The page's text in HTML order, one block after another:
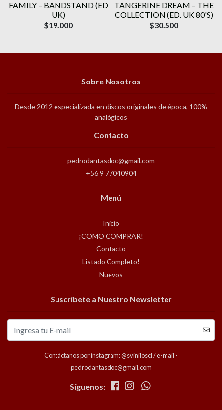
FAMILY ‎– BANDSTAND (ED
UK)
$19.000
TANGERINE DREAM – THE
COLLECTION (ED. UK 80'S)
$30.500
Sobre Nosotros
Desde 2012 especializada en discos originales de época, 100%
analógicos
Contacto
pedrodantasdoc@gmail.com
+56 9 77040904
Menú
Inicio
¡COMO COMPRAR!
Contacto
Listado Completo!
Nuevos
Suscríbete a Nuestro Newsletter
Contáctanos por instagram: @sviniloscl / e-mail -
pedrodantasdoc@gmail.com
Síguenos: